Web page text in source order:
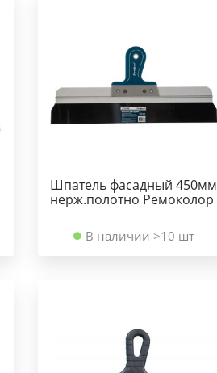
Шпатель фасадный 450мм
нерж.полотно Ремоколор
В наличии >10 шт